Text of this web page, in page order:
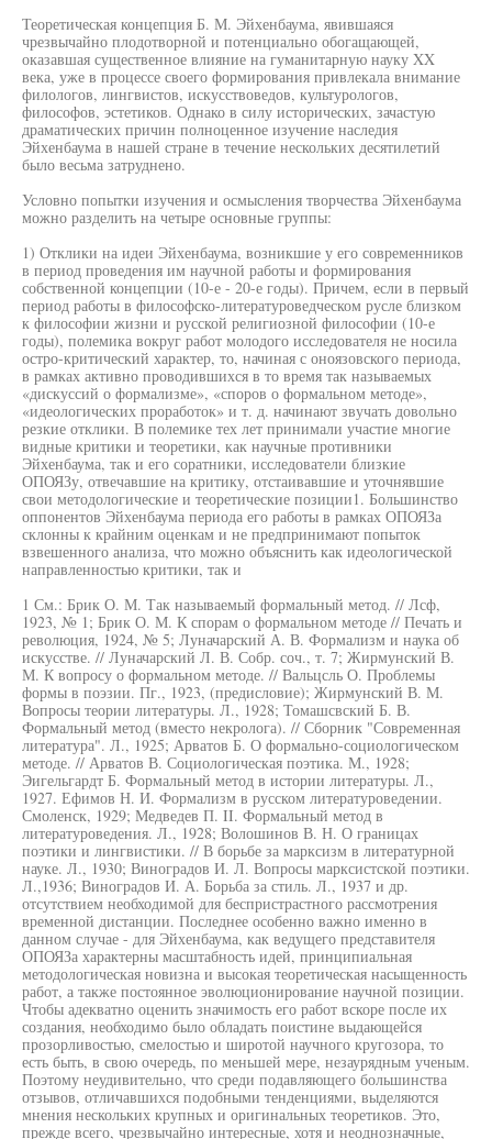
Теоретическая концепция Б. М. Эйхенбаума, явившаяся
чрезвычайно плодотворной и потенциально обогащающей,
оказавшая существенное влияние на гуманитарную науку XX
века, уже в процессе своего формирования привлекала внимание
филологов, лингвистов, искусствоведов, культурологов,
философов, эстетиков. Однако в силу исторических, зачастую
драматических причин полноценное изучение наследия
Эйхенбаума в нашей стране в течение нескольких десятилетий
было весьма затруднено.
Условно попытки изучения и осмысления творчества Эйхенбаума
можно разделить на четыре основные группы:
1) Отклики на идеи Эйхенбаума, возникшие у его современников
в период проведения им научной работы и формирования
собственной концепции (10-е - 20-е годы). Причем, если в первый
период работы в философско-литературоведческом русле близком
к философии жизни и русской религиозной философии (10-е
годы), полемика вокруг работ молодого исследователя не носила
остро-критический характер, то, начиная с оноязовского периода,
в рамках активно проводившихся в то время так называемых
«дискуссий о формализме», «споров о формальном методе»,
«идеологических проработок» и т. д. начинают звучать довольно
резкие отклики. В полемике тех лет принимали участие многие
видные критики и теоретики, как научные противники
Эйхенбаума, так и его соратники, исследователи близкие
ОПОЯЗу, отвечавшие на критику, отстаивавшие и уточнявшие
свои методологические и теоретические позиции1. Большинство
оппонентов Эйхенбаума периода его работы в рамках ОПОЯЗа
склонны к крайним оценкам и не предпринимают попыток
взвешенного анализа, что можно объяснить как идеологической
направленностью критики, так и
1 См.: Брик О. М. Так называемый формальный метод. // Лсф,
1923, № 1; Брик О. М. К спорам о формальном методе // Печать и
революция, 1924, № 5; Луначарский А. В. Формализм и наука об
искусстве. // Луначарский Л. В. Собр. соч., т. 7; Жирмунский В.
М. К вопросу о формальном методе. // Вальцсль О. Проблемы
формы в поэзии. Пг., 1923, (предисловие); Жирмунский В. М.
Вопросы теории литературы. Л., 1928; Томашсвский Б. В.
Формальный метод (вместо некролога). // Сборник "Современная
литература". Л., 1925; Арватов Б. О формально-социологическом
методе. // Арватов В. Социологическая поэтика. М., 1928;
Эигельгардт Б. Формальный метод в истории литературы. Л.,
1927. Ефимов Н. И. Формализм в русском литературоведении.
Смоленск, 1929; Медведев П. II. Формальный метод в
литературоведения. Л., 1928; Волошинов В. Н. О границах
поэтики и лингвистики. // В борьбе за марксизм в литературной
науке. Л., 1930; Виноградов И. Л. Вопросы марксистской поэтики.
Л.,1936; Виноградов И. А. Борьба за стиль. Л., 1937 и др.
отсутствием необходимой для беспристрастного рассмотрения
временной дистанции. Последнее особенно важно именно в
данном случае - для Эйхенбаума, как ведущего представителя
ОПОЯЗа характерны масштабность идей, принципиальная
методологическая новизна и высокая теоретическая насыщенность
работ, а также постоянное эволюционирование научной позиции.
Чтобы адекватно оценить значимость его работ вскоре после их
создания, необходимо было обладать поистине выдающейся
прозорливостью, смелостью и широтой научного кругозора, то
есть быть, в свою очередь, по меньшей мере, незаурядным ученым.
Поэтому неудивительно, что среди подавляющего большинства
отзывов, отличавшихся подобными тенденциями, выделяются
мнения нескольких крупных и оригинальных теоретиков. Это,
прежде всего, чрезвычайно интересные, хотя и неоднозначные,